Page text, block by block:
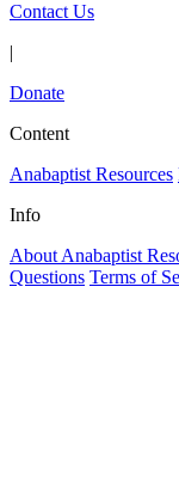
Contact Us
|
Donate
Content
Anabaptist Resources
Info
About Anabaptist
Questions Terms of